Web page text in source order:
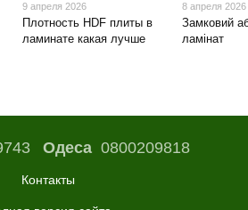
9 апреля 2026
Плотность HDF плиты в
ламинате какая лучше
8 апреля 2026
Замковий
ламінат
Одеса0800209818
Контакты